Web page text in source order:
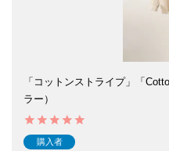
「コットンストライプ」「
ラー）
購入者